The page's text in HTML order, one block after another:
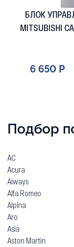
БЛОК
MITSUBISHI
6 650 Р
Подбор
AC
Acura
Aiways
Alfa Romeo
Alpina
Aro
Asia
Aston Martin